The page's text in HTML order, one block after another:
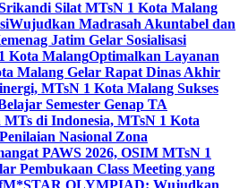
Silat MTsN 1 Kota Malang
Wujudkan Madrasah Akuntabel dan
Jatim Gelar Sosialisasi
Kota MalangOptimalkan Layanan
Malang Gelar Rapat Dinas Akhir
MTsN 1 Kota Malang Sukses
Semester Genap TA
di Indonesia, MTsN 1 Kota
Nasional Zona
PAWS 2026, OSIM MTsN 1
Pembukaan Class Meeting yang
M*STAR OLYMPIAD: Wujudkan